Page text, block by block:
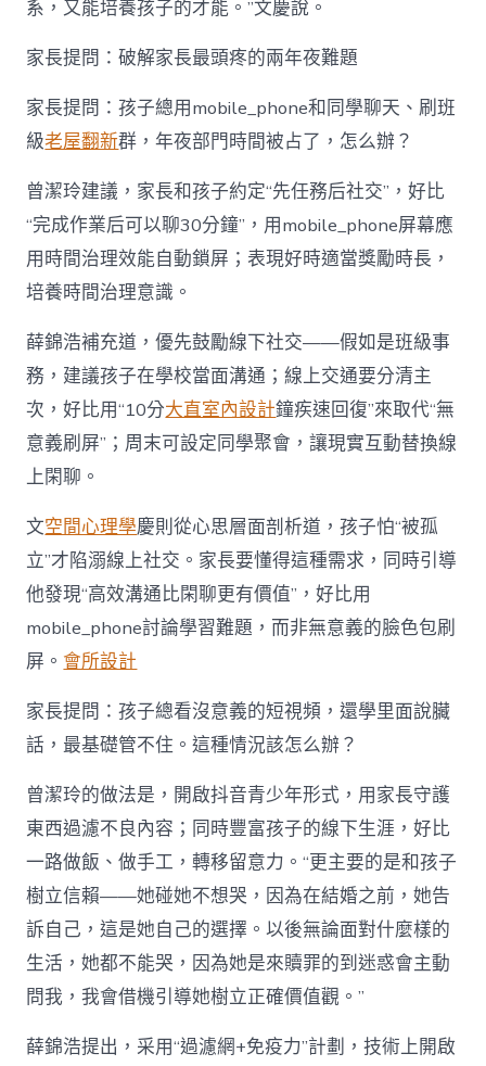
系，又能培養孩子的才能。”文慶說。
家長提問：破解家長最頭疼的兩年夜難題
家長提問：孩子總用mobile_phone和同學聊天、刷班
級老屋翻新群，年夜部門時間被占了，怎么辦？
曾潔玲建議，家長和孩子約定“先任務后社交”，好比
“完成作業后可以聊30分鐘”，用mobile_phone屏幕應
用時間治理效能自動鎖屏；表現好時適當獎勵時長，
培養時間治理意識。
薛錦浩補充道，優先鼓勵線下社交——假如是班級事
務，建議孩子在學校當面溝通；線上交通要分清主
次，好比用“10分大直室內設計鐘疾速回復”來取代“無
意義刷屏”；周末可設定同學聚會，讓現實互動替換線
上閑聊。
文空間心理學慶則從心思層面剖析道，孩子怕“被孤
立”才陷溺線上社交。家長要懂得這種需求，同時引導
他發現“高效溝通比閑聊更有價值”，好比用
mobile_phone討論學習難題，而非無意義的臉色包刷
屏。會所設計
家長提問：孩子總看沒意義的短視頻，還學里面說臟
話，最基礎管不住。這種情況該怎么辦？
曾潔玲的做法是，開啟抖音青少年形式，用家長守護
東西過濾不良內容；同時豐富孩子的線下生涯，好比
一路做飯、做手工，轉移留意力。“更主要的是和孩子
樹立信賴——她碰她不想哭，因為在結婚之前，她告
訴自己，這是她自己的選擇。以後無論面對什麼樣的
生活，她都不能哭，因為她是來贖罪的到迷惑會主動
問我，我會借機引導她樹立正確價值觀。”
薛錦浩提出，采用“過濾網+免疫力”計劃，技術上開啟